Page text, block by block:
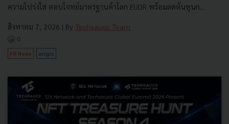
ความโปร่งใส ตอบโจทย์มาตรฐานค้าโลก EUDR พร้อมลดต้นทุนก...
สิงหาคม 7, 2026 | By Techsauce Team
0
PR News arcgis